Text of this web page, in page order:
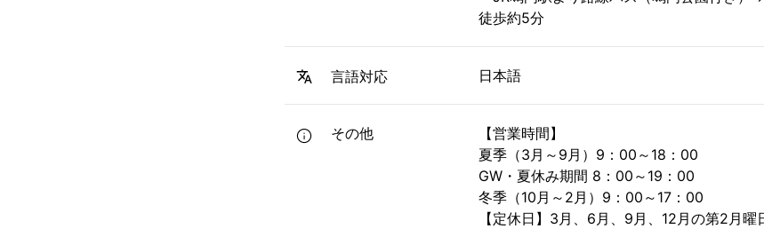
徒歩約5分
言語対応 日本語
その他
【営業時間】
夏季（3月～9月）9：00～18：00
GW・夏休み期間 8：00～19：00
冬季（10月～2月）9：00～17：00
【定休日】3月、6月、9月、12月の第2月曜